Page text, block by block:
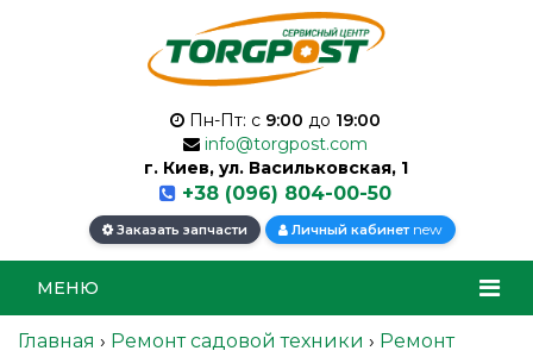
Пн-Пт: с 9:00 до 19:00
info@torgpost.com
г. Киев, ул. Васильковская, 1
+38 (096) 804-00-50
Заказать запчасти Личный кабинет new
МЕНЮ
Главная › Ремонт садовой техники › Ремонт